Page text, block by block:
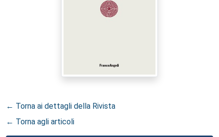
← Torna ai dettagli della Rivista
← Torna agli articoli